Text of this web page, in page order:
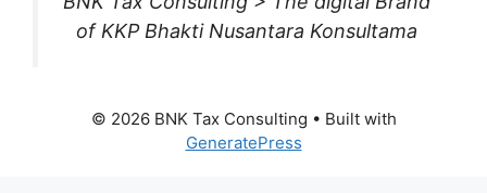
of KKP Bhakti Nusantara Konsultama
© 2026 BNK Tax Consulting • Built with
GeneratePress